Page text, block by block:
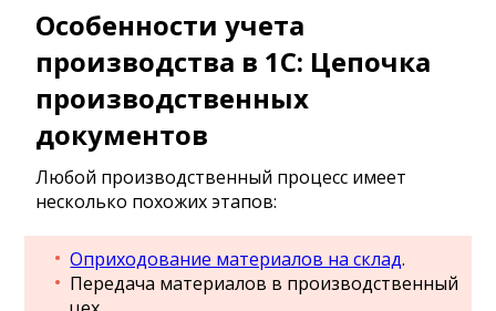
Особенности учета
производства в 1С: Цепочка
производственных
документов
Любой производственный процесс имеет
несколько похожих этапов:
Оприходование материалов на склад.
Передача материалов в производственный